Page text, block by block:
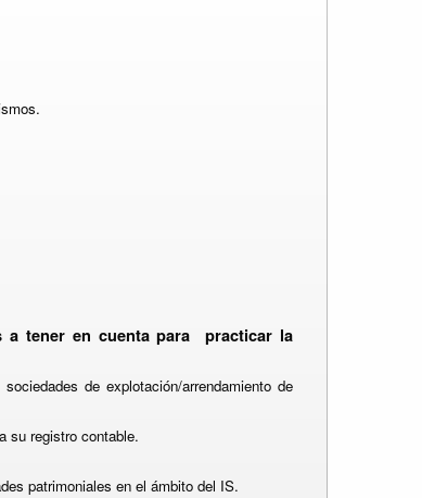
a tener en cuenta para
practicar la
de explotación/arrendamiento de
su registro contable.
patrimoniales en el ámbito del IS.